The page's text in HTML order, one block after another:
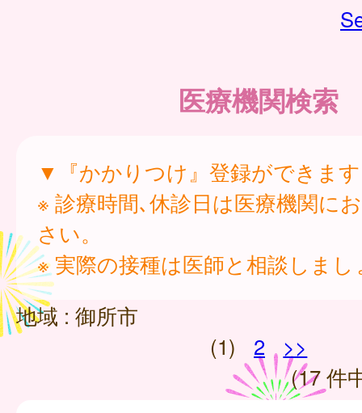
医療機関検索
▼『かかりつけ』登録ができま
※ 診療時間､休診日は医療機関に
さい。
※ 実際の接種は医師と相談しまし
地域 : 御所市
(1)
2
>>
(17 件